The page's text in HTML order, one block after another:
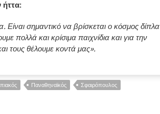
ήττα:
Είναι σημαντικό να βρίσκεται ο κόσμος δίπλα
πολλά και κρίσιμα παιχνίδια και για την
τους θέλουμε κοντά μας».
Παναθηναϊκός Σφαιρόπουλος